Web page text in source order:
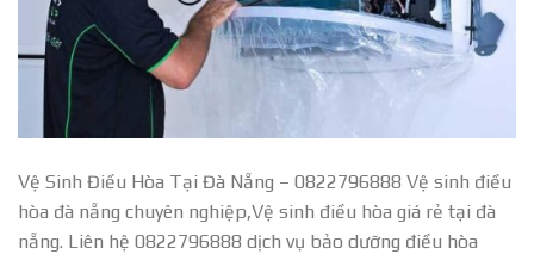
Vệ Sinh Điều Hòa Tại Đà Nẵng – 0822796888 Vệ sinh điều
hòa đà nẵng chuyên nghiệp,Vệ sinh điều hòa giá rẻ tại đà
nẵng. Liên hệ 0822796888 dịch vụ bảo dưỡng điều hòa